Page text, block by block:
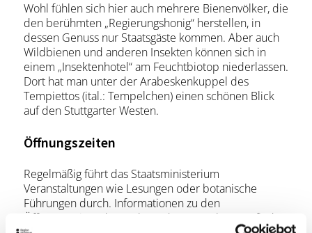
Wohl fühlen sich hier auch mehrere Bienenvölker, die
den berühmten „Regierungshonig“ herstellen, in
dessen Genuss nur Staatsgäste kommen. Aber auch
Wildbienen und anderen Insekten können sich in
einem „Insektenhotel“ am Feuchtbiotop niederlassen.
Dort hat man unter der Arabeskenkuppel des
Tempiettos (ital.: Tempelchen) einen schönen Blick
auf den Stuttgarter Westen.
Öffnungszeiten
Regelmäßig führt das Staatsministerium
Veranstaltungen wie Lesungen oder botanische
Führungen durch. Informationen zu den
Öffnungszeiten des Parks und Veranstaltungen finden